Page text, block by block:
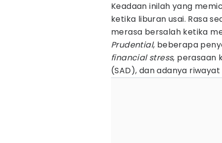
Keadaan inilah yang
ketika liburan usai. Rasa
merasa bersalah ketika
Prudential, beberapa
financial stress, perasaan
(SAD), dan adanya